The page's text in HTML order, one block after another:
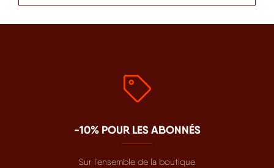
-10% POUR LES ABONNÉS
Sur l’ensemble de la boutique